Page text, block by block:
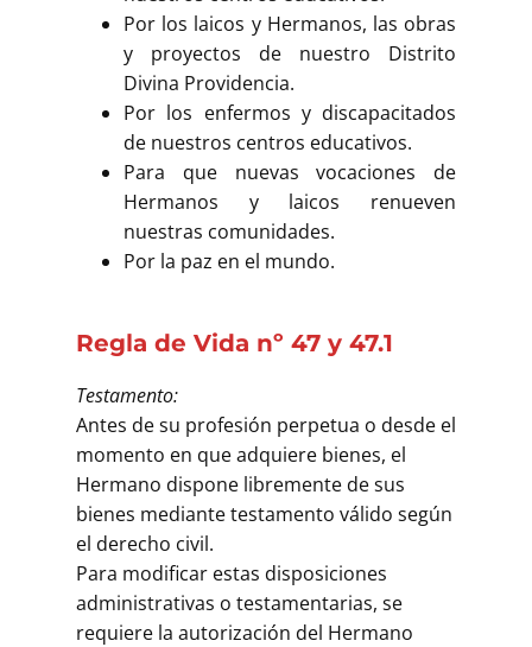
Por los laicos y Hermanos, las obras
y proyectos de nuestro Distrito
Divina Providencia.
Por los enfermos y discapacitados
de nuestros centros educativos.
Para que nuevas vocaciones de
Hermanos y laicos renueven
nuestras comunidades.
Por la paz en el mundo.
Regla de Vida nº 47 y 47.1
Testamento:
Antes de su profesión perpetua o desde el
momento en que adquiere bienes, el
Hermano dispone libremente de sus
bienes mediante testamento válido según
el derecho civil.
Para modificar estas disposiciones
administrativas o testamentarias, se
requiere la autorización del Hermano